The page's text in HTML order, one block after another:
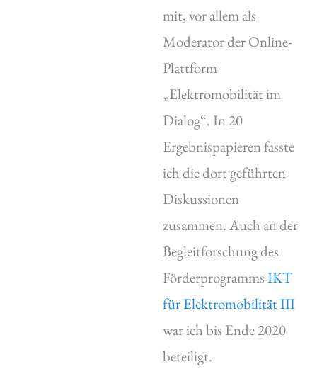
mit, vor allem als
Moderator der Online-
Plattform
„Elektromobilität im
Dialog“. In 20
Ergebnispapieren fasste
ich die dort geführten
Diskussionen
zusammen. Auch an der
Begleitforschung des
FörderprogrammsIKT
für Elektromobilität III
war ich bis Ende 2020
beteiligt.